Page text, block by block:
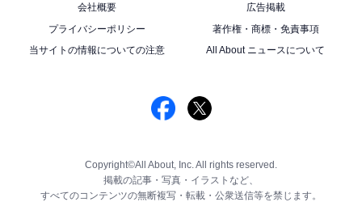
会社概要
広告掲載
プライバシーポリシー
著作権・商標・免責事項
当サイトの情報についての注意
All About ニュースについて
Copyright©All About, Inc. All rights reserved.
掲載の記事・写真・イラストなど、
すべてのコンテンツの無断複写・転載・公衆送信等を禁じます。